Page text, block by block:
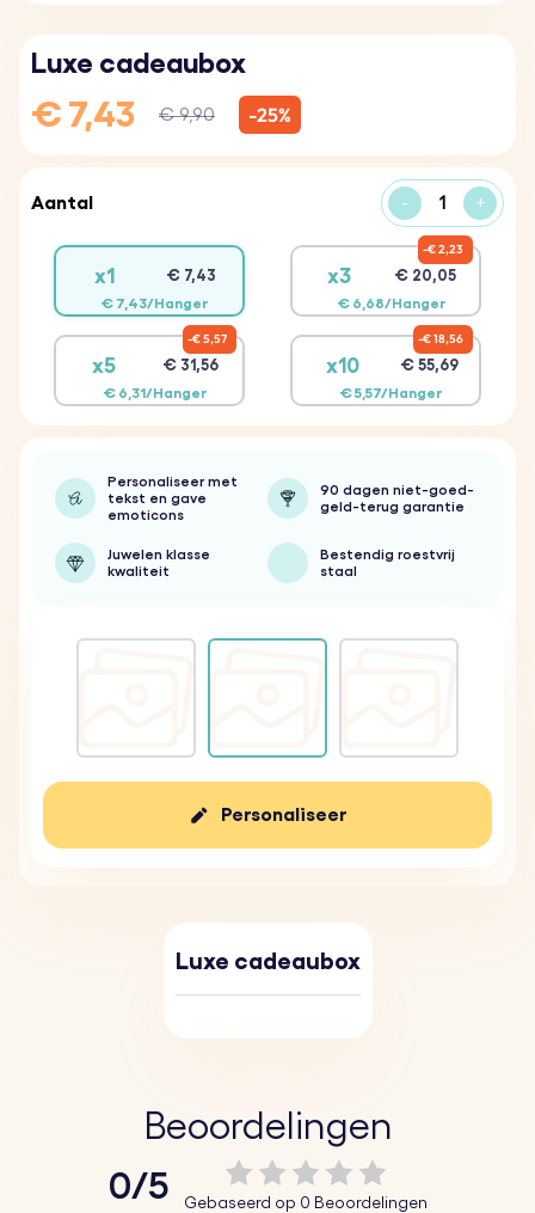
Luxe cadeaubox
€ 7,43 € 9,90 -25%
Aantal - +
x1 € 7,43
€ 7,43/Hanger
x3 € 20,05
€ 6,68/Hanger
€ 2,23
x5 € 31,56
€ 6,31/Hanger
€ 5,57
x10 € 55,69
€ 5,57/Hanger
€ 18,56
Personaliseer met
tekst en gave
emoticons
90 dagen niet-goed-
geld-terug garantie
Juwelen klasse
kwaliteit
Bestendig roestvrij
staal
Personaliseer
Luxe cadeaubox
Beoordelingen
0/5 Gebaseerd op 0 Beoordelingen